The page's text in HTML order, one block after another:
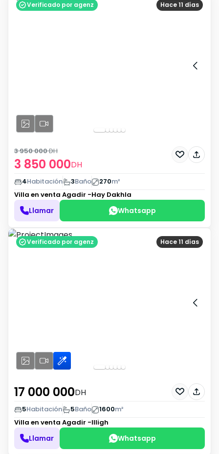
Hace 11 días
Verificado por agenz
3 850 000DH
3 950 000DH
4Habitación 3Baño 270m²
Villa en venta Agadir -Hay Dakhla
Llamar Whatsapp
Hace 11 días
Verificado por agenz
17 000 000DH
5Habitación 5Baño 1600m²
Villa en venta Agadir -Illigh
Llamar Whatsapp